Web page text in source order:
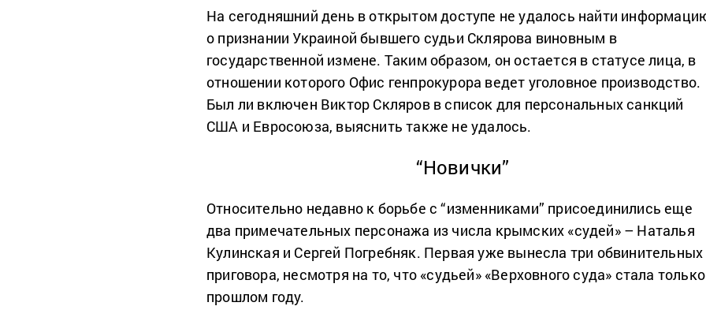
На сегодняшний день в открытом доступе не удалось найти
о признании Украиной бывшего судьи Склярова виновным в
государственной измене. Таким образом, он остается в статусе лица, в
отношении которого Офис генпрокурора ведет уголовное производство.
Был ли включен Виктор Скляров в список для персональных санкций
США и Евросоюза, выяснить также не удалось.
“Новички”
Относительно недавно к борьбе с “изменниками” присоединились еще
два примечательных персонажа из числа крымских «судей» – Наталья
Кулинская и Сергей Погребняк. Первая уже вынесла три обвинительных
приговора, несмотря на то, что «судьей» «Верховного суда» стала
прошлом году.